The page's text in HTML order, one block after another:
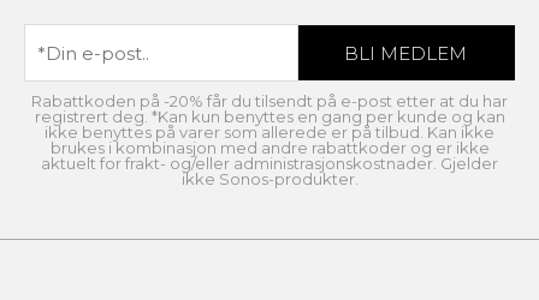
Rabattkoden på -20% får du tilsendt på e-post etter at du har
registrert deg. *Kan kun benyttes en gang per kunde og kan
ikke benyttes på varer som allerede er på tilbud. Kan ikke
brukes i kombinasjon med andre rabattkoder og er ikke
aktuelt for frakt- og/eller administrasjonskostnader. Gjelder
ikke Sonos-produkter.